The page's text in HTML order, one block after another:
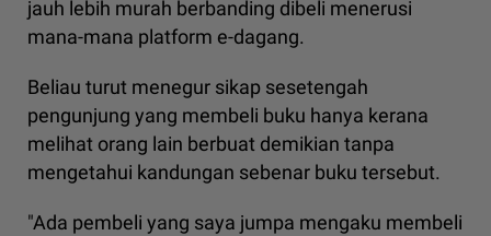
jauh lebih murah berbanding dibeli menerusi
mana-mana platform e-dagang.
Beliau turut menegur sikap sesetengah
pengunjung yang membeli buku hanya kerana
melihat orang lain berbuat demikian tanpa
mengetahui kandungan sebenar buku tersebut.
"Ada pembeli yang saya jumpa mengaku membeli